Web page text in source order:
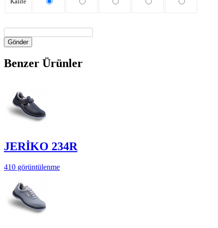
Gönder
Benzer Ürünler
JERİKO 234R
410 görüntülenme